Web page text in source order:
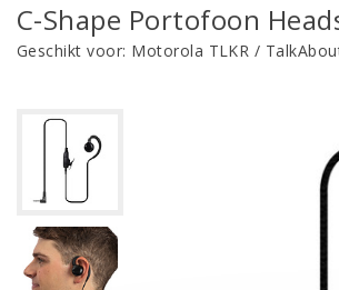
C-Shape Portofoon
Geschikt voor: Motorola TLKR /